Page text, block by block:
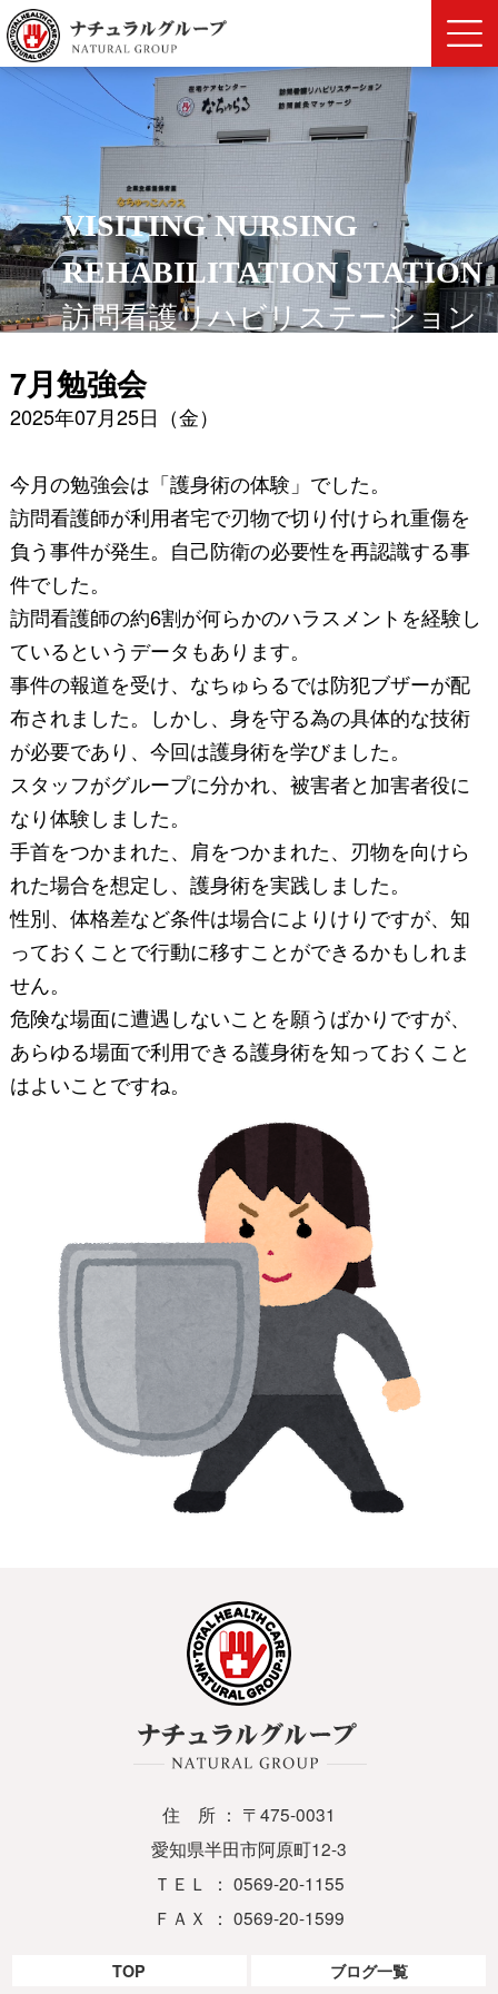
VISITING NURSING
REHABILITATION STATION
訪問看護リハビリステーション
7月勉強会
2025年07月25日（金）
今月の勉強会は「護身術の体験」でした。
訪問看護師が利用者宅で刃物で切り付けられ重傷を
負う事件が発生。自己防衛の必要性を再認識する事
件でした。
訪問看護師の約6割が何らかのハラスメントを経験し
ているというデータもあります。
事件の報道を受け、なちゅらるでは防犯ブザーが配
布されました。しかし、身を守る為の具体的な技術
が必要であり、今回は護身術を学びました。
スタッフがグループに分かれ、被害者と加害者役に
なり体験しました。
手首をつかまれた、肩をつかまれた、刃物を向けら
れた場合を想定し、護身術を実践しました。
性別、体格差など条件は場合によりけりですが、知
っておくことで行動に移すことができるかもしれま
せん。
危険な場面に遭遇しないことを願うばかりですが、
あらゆる場面で利用できる護身術を知っておくこと
はよいことですね。
住 所 ： 〒475-0031
愛知県半田市阿原町12-3
ＴＥＬ ： 0569-20-1155
ＦＡＸ ： 0569-20-1599
TOP ブログ一覧